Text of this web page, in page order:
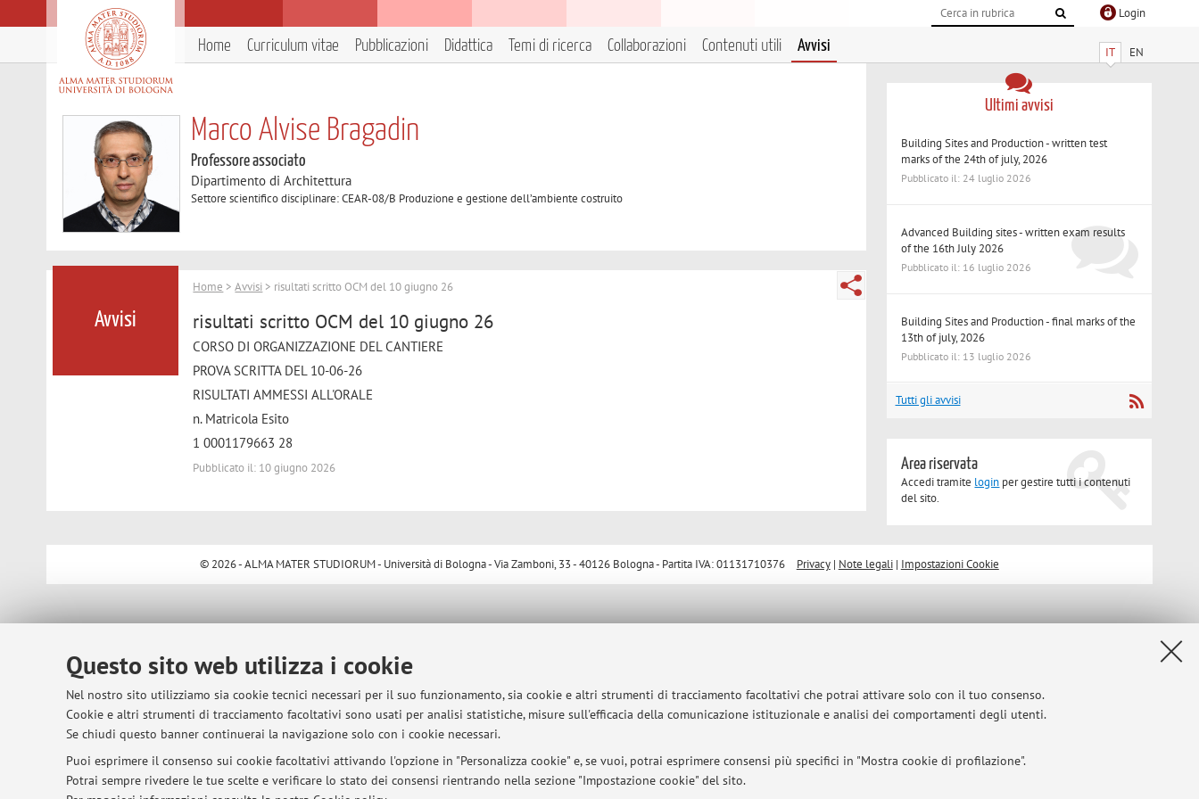
Questo sito web utilizza i cookie
Nel nostro sito utilizziamo sia cookie tecnici necessari per il suo funzionamento, sia cookie e altri strumenti di tracciamento facoltativi che potrai attivare solo con il tuo consenso.
Cookie e altri strumenti di tracciamento facoltativi sono usati per analisi statistiche, misure sull'efficacia della comunicazione istituzionale e analisi dei comportamenti degli utenti.
Se chiudi questo banner continuerai la navigazione solo con i cookie necessari.
Puoi esprimere il consenso sui cookie facoltativi attivando l'opzione in "Personalizza cookie" e, se vuoi, potrai esprimere consensi più specifici in "Mostra cookie di profilazione".
Potrai sempre rivedere le tue scelte e verificare lo stato dei consensi rientrando nella sezione "Impostazione cookie" del sito.
Login
IT EN
Home Curriculum vitae Pubblicazioni Didattica Temi di ricerca Collaborazioni Contenuti utili Avvisi
Marco Alvise Bragadin
Professore associato
Dipartimento di Architettura
Settore scientifico disciplinare: CEAR-08/B Produzione e gestione dell’ambiente costruito
Avvisi
Home >Avvisi > risultati scritto OCM del 10 giugno 26
risultati scritto OCM del 10 giugno 26
CORSO DI ORGANIZZAZIONE DEL CANTIERE
PROVA SCRITTA DEL 10-06-26
RISULTATI AMMESSI ALL'ORALE
n. Matricola Esito
1 0001179663 28
Pubblicato il: 10 giugno 2026
Ultimi avvisi
Building Sites and Production - written test
marks of the 24th of july, 2026
Pubblicato il: 24 luglio 2026
Advanced Building sites - written exam results
of the 16th July 2026
Pubblicato il: 16 luglio 2026
Building Sites and Production - final marks of the
13th of july, 2026
Pubblicato il: 13 luglio 2026
Tutti gli avvisi
Area riservata
Accedi tramite login per gestire tutti i contenuti
del sito.
© 2026 - ALMA MATER STUDIORUM - Università di Bologna - Via Zamboni, 33 - 40126 Bologna - Partita IVA: 01131710376 Privacy| Note legali| Impostazioni Cookie